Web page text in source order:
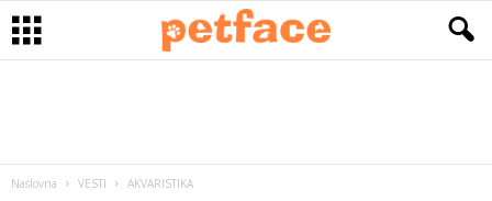
Naslovna VESTI AKVARISTIKA